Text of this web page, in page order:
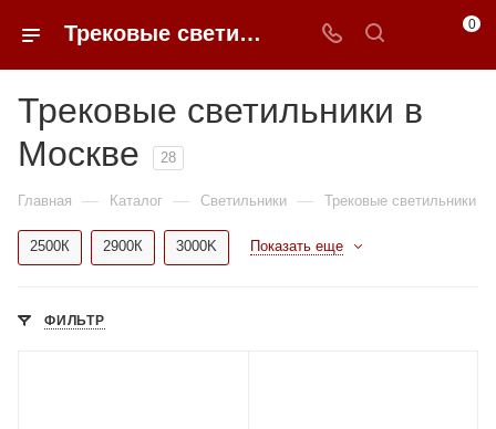
Трековые светильники в Москве купить по доступным ценам с доставкой от 0ФФЕР.ру 0
Трековые светильники в
Москве
28
Главная — Каталог — Светильники — Трековые светильники
2500К 2900К 3000K Показать еще
ФИЛЬТР